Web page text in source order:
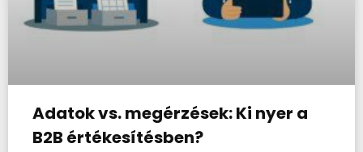
Adatok vs. megérzések: Ki nyer a
B2B értékesítésben?